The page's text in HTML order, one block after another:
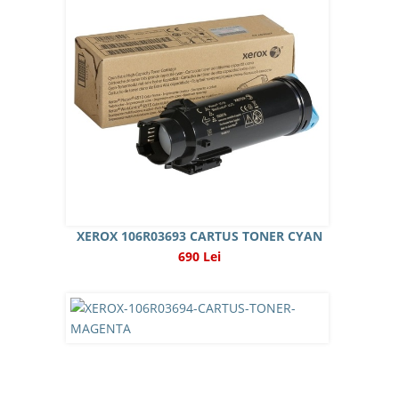
XEROX 106R03693 CARTUS TONER CYAN
690 Lei